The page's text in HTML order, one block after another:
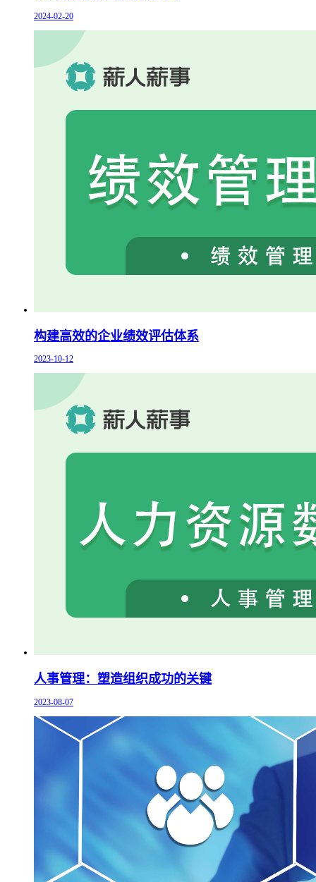
2024-02-20
构建高效的企业绩效评估体系
2023-10-12
人事管理：塑造组织成功的关键
2023-08-07